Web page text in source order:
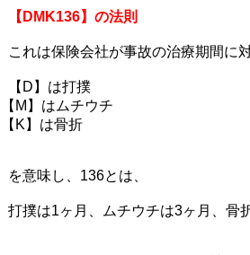
【DMK136】の法則
これは保険会社が事故の治療期間に
【D】は打撲
【M】はムチウチ
【K】は骨折
を意味し、136とは、
打撲は1ヶ月、ムチウチは3ヶ月、骨